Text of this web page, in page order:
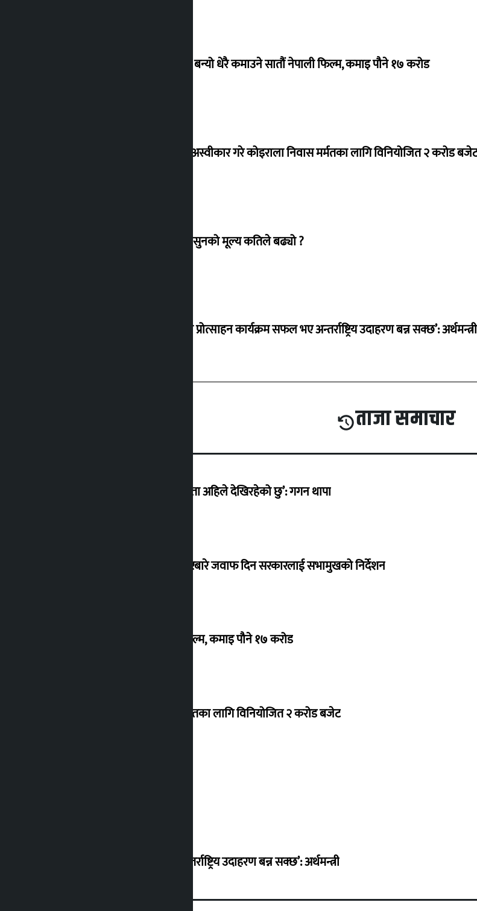
‘गौंथली’ बन्यो धेरै कमाउने सातौं नेपाली फिल्म, कमाइ पौने १७ करोड
शेखरले अस्वीकार गरे कोइराला निवास मर्मतका लागि विनियोजित २ करोड
शुक्रबार सुनको मूल्य कतिले बढ्यो ?
‘करदाता प्रोत्साहन कार्यक्रम सफल भए अन्तर्राष्ट्रिय उदाहरण बन्न सक्छ’: अर्थमन्त्री
ताजा समाचार
‘देशमा कहिल्यै नभएको शासकीय अराजकता अहिले देखिरहेको छु’: गगन थापा
सांसद यादवले उठाएको ढल्केबर ट्रमा सेन्टरबारे जवाफ दिन सरकारलाई सभामुखको निर्देशन
‘गौंथली’ बन्यो धेरै कमाउने सातौं नेपाली फिल्म, कमाइ पौने १७ करोड
शेखरले अस्वीकार गरे कोइराला निवास मर्मतका लागि विनियोजित २ करोड बजेट
‘करदाता प्रोत्साहन कार्यक्रम सफल भए अन्तर्राष्ट्रिय उदाहरण बन्न सक्छ’: अर्थमन्त्री